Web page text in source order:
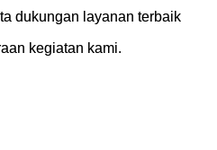
dukungan layanan terbaik
kegiatan kami.